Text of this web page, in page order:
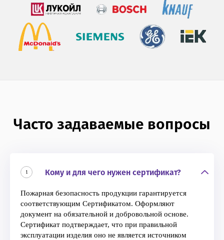
Часто задаваемые вопросы
1 Кому и для чего нужен сертификат?
Пожарная безопасность продукции гарантируется
соответствующим Сертификатом. Оформляют
документ на обязательной и добровольной основе.
Сертификат подтверждает, что при правильной
эксплуатации изделия оно не является источником